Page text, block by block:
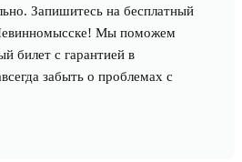
Запишитесь на бесплатный
Мы поможем
билет с гарантией в
забыть о проблемах с